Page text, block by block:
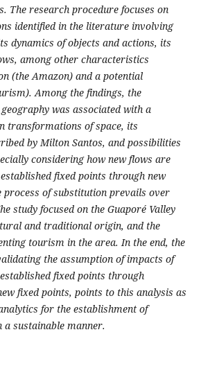
The research procedure focuses on
identified in the literature involving
dynamics of objects and actions, its
among other characteristics
(the Amazon) and a potential
Among the findings, the
was associated with a
transformations of space, its
by Milton Santos, and possibilities
considering how new flows are
fixed points through new
process of substitution prevails over
study focused on the Guaporé Valley
and traditional origin, and the
tourism in the area. In the end, the
the assumption of impacts of
fixed points through
fixed points, points to this analysis as
for the establishment of
sustainable manner.